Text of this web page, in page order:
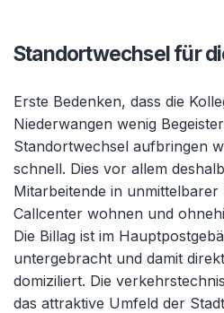
Standortwechsel für
Erste Bedenken, dass die
Niederwangen wenig
Standortwechsel aufbringen
schnell. Dies vor allem
Mitarbeitende in
Callcenter wohnen und
Die Billag ist im
untergebracht und damit
domiziliert. Die
das attraktive Umfeld der